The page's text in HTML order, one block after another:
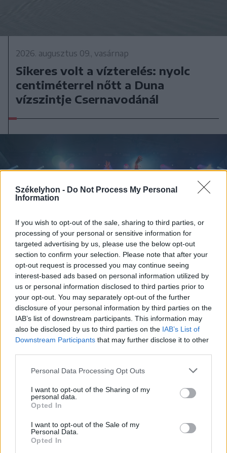
Székelyhon - Do Not Process My Personal
Information
If you wish to opt-out of the sale, sharing to third parties, or
processing of your personal or sensitive information for
targeted advertising by us, please use the below opt-out
section to confirm your selection. Please note that after your
opt-out request is processed you may continue seeing
interest-based ads based on personal information utilized by
us or personal information disclosed to third parties prior to
your opt-out. You may separately opt-out of the further
disclosure of your personal information by third parties on the
IAB’s list of downstream participants. This information may
also be disclosed by us to third parties on the IAB’s List of
Downstream Participants that may further disclose it to other
Personal Data Processing Opt Outs
I want to opt-out of the Sharing of my
personal data.
Opted In
I want to opt-out of the Sale of my
Personal Data.
Opted In
2026. augusztus 09., vasárnap
Sikeres volt a vízterelés: nyolc
centiméterrel nőtt a Duna
vízszintje Csernavodánál
2026. augusztus 09., vasárnap
Magyar előadók Sziget-koncertjei
lesznek láthatók az M1-en